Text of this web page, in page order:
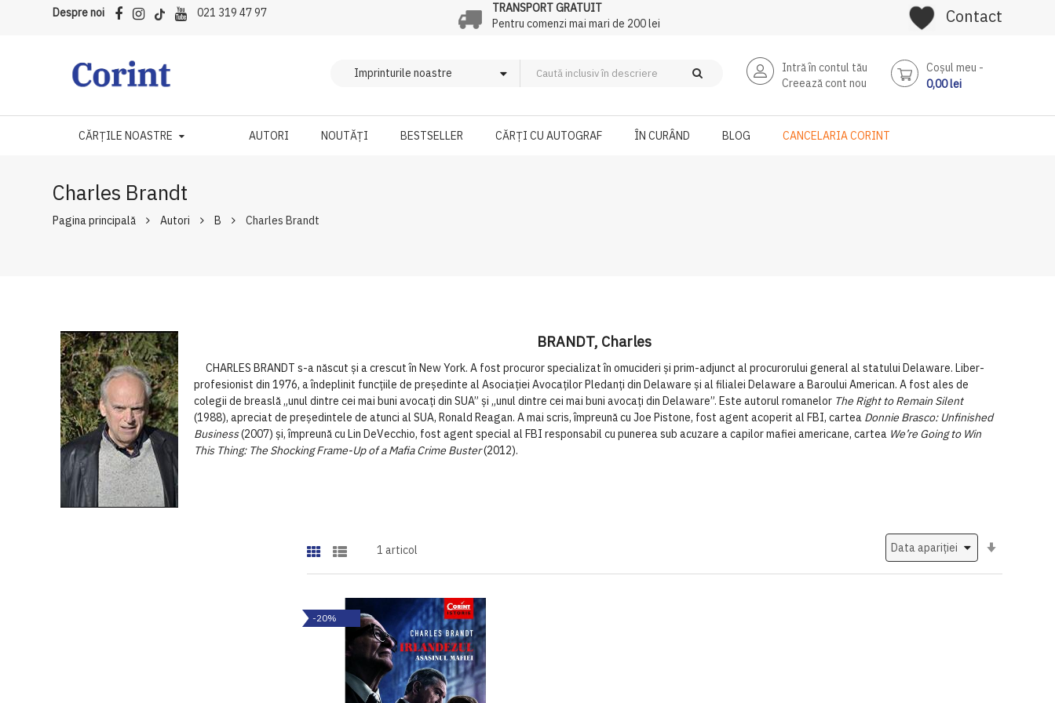
Despre noi 021 319 47 97
TRANSPORT GRATUIT
Pentru comenzi mai mari de 200 lei
Contact
Intră în contul tău
Creează cont nou
Coşul meu
0,00 lei
CĂRȚILE NOASTRE AUTORI NOUTĂȚI BESTSELLER CĂRȚI CU AUTOGRAF ÎN CURÂND BLOG CANCELARIA CORINT
Charles Brandt
Pagina principală Autori B Charles Brandt
BRANDT, Charles
CHARLES BRANDT s-a născut și a crescut în New York. A fost procuror specializat în omucideri și prim-adjunct al procurorului general al statului Delaware. Liber-
profesionist din 1976, a îndeplinit funcțiile de președinte al Asociației Avocaților Pledanți din Delaware și al filialei Delaware a Baroului American. A fost ales de
colegii de breaslă „unul dintre cei mai buni avocați din SUA” și „unul dintre cei mai buni avocați din Delaware”. Este autorul romanelor The Right to Remain Silent
(1988), apreciat de președintele de atunci al SUA, Ronald Reagan. A mai scris, împreună cu Joe Pistone, fost agent acoperit al FBI, cartea Donnie Brasco: Unfinished
Business(2007) și, împreună cu Lin DeVecchio, fost agent special al FBI responsabil cu punerea sub acuzare a capilor mafiei americane, cartea We’re Going to Win
This Thing: The Shocking Frame-Up of a Mafia Crime Buster(2012).
1 articol
-20%